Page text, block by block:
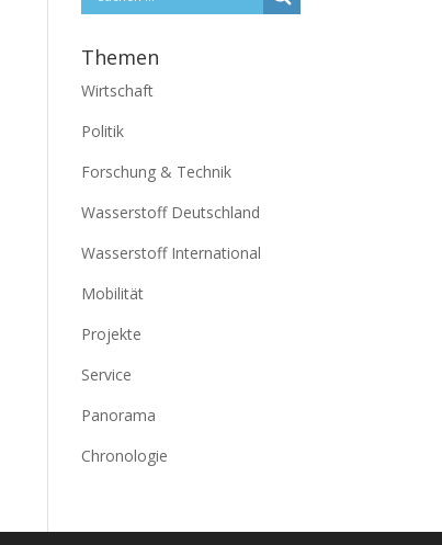
Themen
Wirtschaft
Politik
Forschung & Technik
Wasserstoff Deutschland
Wasserstoff International
Mobilität
Projekte
Service
Panorama
Chronologie